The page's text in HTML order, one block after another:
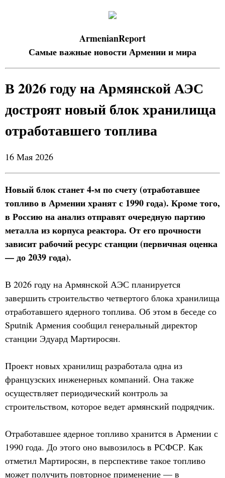
ArmenianReport
Самые важные новости Армении и мира
В 2026 году на Армянской АЭС
достроят новый блок хранилища
отработавшего топлива
16 Мая 2026
Новый блок станет 4-м по счету (отработавшее
топливо в Армении хранят с 1990 года). Кроме того,
в Россию на анализ отправят очередную партию
металла из корпуса реактора. От его прочности
зависит рабочий ресурс станции (первичная оценка
— до 2039 года).
В 2026 году на Армянской АЭС планируется
завершить строительство четвертого блока хранилища
отработавшего ядерного топлива. Об этом в беседе со
Sputnik Армения сообщил генеральный директор
станции Эдуард Мартиросян.
Проект новых хранилищ разработала одна из
французских инженерных компаний. Она также
осуществляет периодический контроль за
строительством, которое ведет армянский подрядчик.
Отработавшее ядерное топливо хранится в Армении с
1990 года. До этого оно вывозилось в РСФСР. Как
отметил Мартиросян, в перспективе такое топливо
может получить повторное применение — в